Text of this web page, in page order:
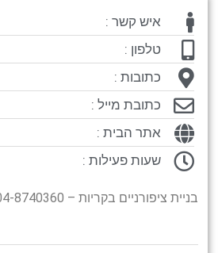
איש קשר :
טלפון :
כתובות :
כתובת מייל :
אתר הבית :
שעות פעילות :
בניית ציפורניים בקריות – 04-8740360 – קרית ים